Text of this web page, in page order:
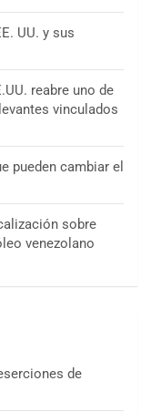
UU. y sus
reabre uno de
vinculados
pueden cambiar el
sobre
venezolano
de